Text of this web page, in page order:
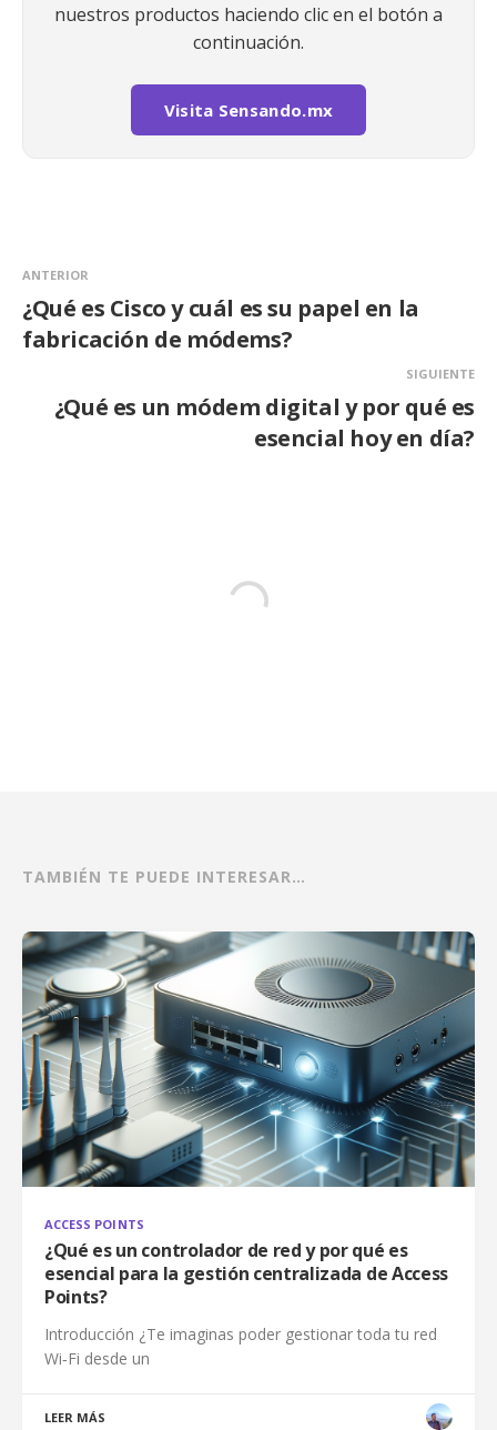
nuestros productos haciendo clic en el botón a
continuación.
Visita Sensando.mx
ANTERIOR
¿Qué es Cisco y cuál es su papel en la
fabricación de módems?
SIGUIENTE
¿Qué es un módem digital y por qué es
esencial hoy en día?
TAMBIÉN TE PUEDE INTERESAR…
ACCESS POINTS
¿Qué es un controlador de red y por qué es
esencial para la gestión centralizada de Access
Points?
Introducción ¿Te imaginas poder gestionar toda tu red
Wi‑Fi desde un
LEER MÁS